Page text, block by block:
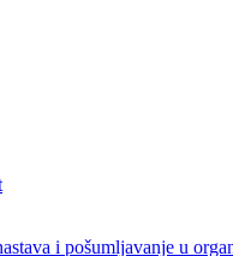
i pošumljavanje u